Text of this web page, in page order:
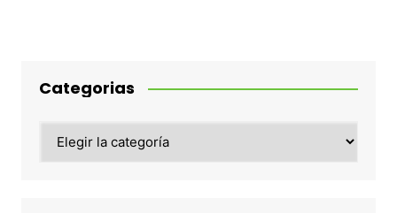
Categorias